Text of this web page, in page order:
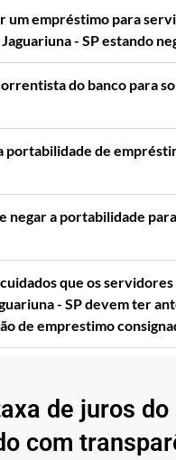
um empréstimo para
- SP estando
do banco para
portabilidade de
negar a portabilidade
que os servidores
- SP devem ter
de emprestimo
de juros
com